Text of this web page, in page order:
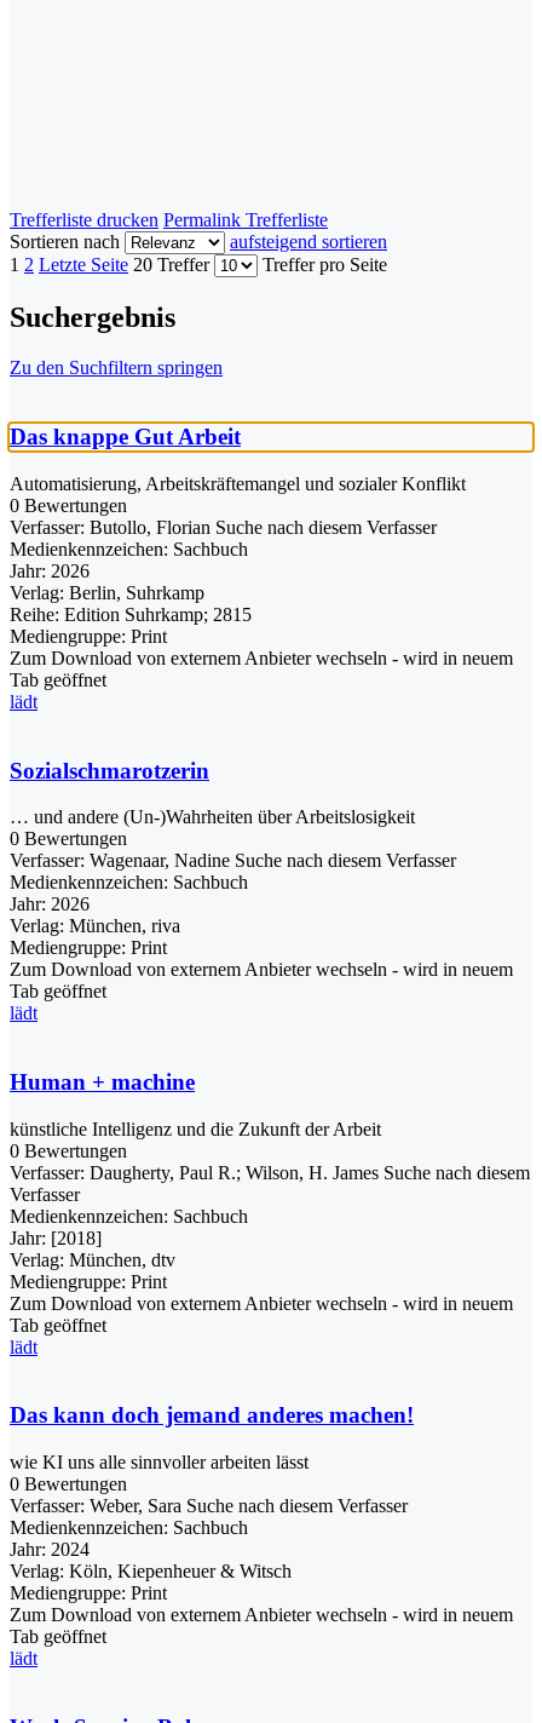
Trefferliste drucken Permalink Trefferliste
Sortieren nach
aufsteigend sortieren
1 2 Letzte Seite 20 Treffer Treffer pro Seite
Suchergebnis
Zu den Suchfiltern springen
Das knappe Gut Arbeit
Automatisierung, Arbeitskräftemangel und sozialer Konflikt
0 Bewertungen
Verfasser: Butollo, Florian Suche nach diesem Verfasser
Medienkennzeichen: Sachbuch
Jahr: 2026
Verlag: Berlin, Suhrkamp
Reihe: Edition Suhrkamp; 2815
Mediengruppe: Print
Zum Download von externem Anbieter wechseln - wird in neuem
Tab geöffnet
lädt
Sozialschmarotzerin
… und andere (Un-)Wahrheiten über Arbeitslosigkeit
0 Bewertungen
Verfasser: Wagenaar, Nadine Suche nach diesem Verfasser
Medienkennzeichen: Sachbuch
Jahr: 2026
Verlag: München, riva
Mediengruppe: Print
Zum Download von externem Anbieter wechseln - wird in neuem
Tab geöffnet
lädt
Human + machine
künstliche Intelligenz und die Zukunft der Arbeit
0 Bewertungen
Verfasser: Daugherty, Paul R.; Wilson, H. James Suche nach diesem
Verfasser
Medienkennzeichen: Sachbuch
Jahr: [2018]
Verlag: München, dtv
Mediengruppe: Print
Zum Download von externem Anbieter wechseln - wird in neuem
Tab geöffnet
lädt
Das kann doch jemand anderes machen!
wie KI uns alle sinnvoller arbeiten lässt
0 Bewertungen
Verfasser: Weber, Sara Suche nach diesem Verfasser
Medienkennzeichen: Sachbuch
Jahr: 2024
Verlag: Köln, Kiepenheuer & Witsch
Mediengruppe: Print
Zum Download von externem Anbieter wechseln - wird in neuem
Tab geöffnet
lädt